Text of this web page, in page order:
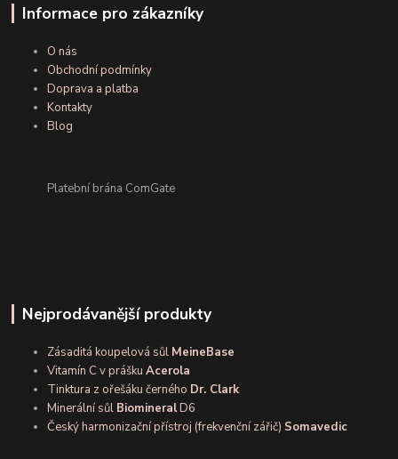
Informace pro zákazníky
O nás
Obchodní podmínky
Doprava a platba
Kontakty
Blog
Platební brána ComGate
Nejprodávanější produkty
Zásaditá koupelová sůl MeineBase
Vitamín C v práškuAcerola
Tinktura z ořešáku černého Dr. Clark
Minerální sůl BiomineralD6
Český harmonizační přístroj (frekvenční zářič) Somavedic